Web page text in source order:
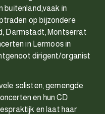
buitenland,vaak in
op bijzondere
Darmstadt, Montserrat
in Lermoos in
dirigent/organist
solisten, gemengde
en hun CD
en laat haar